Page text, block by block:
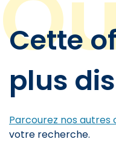
Cette
plus
Parcourez nos autres
votre recherche.